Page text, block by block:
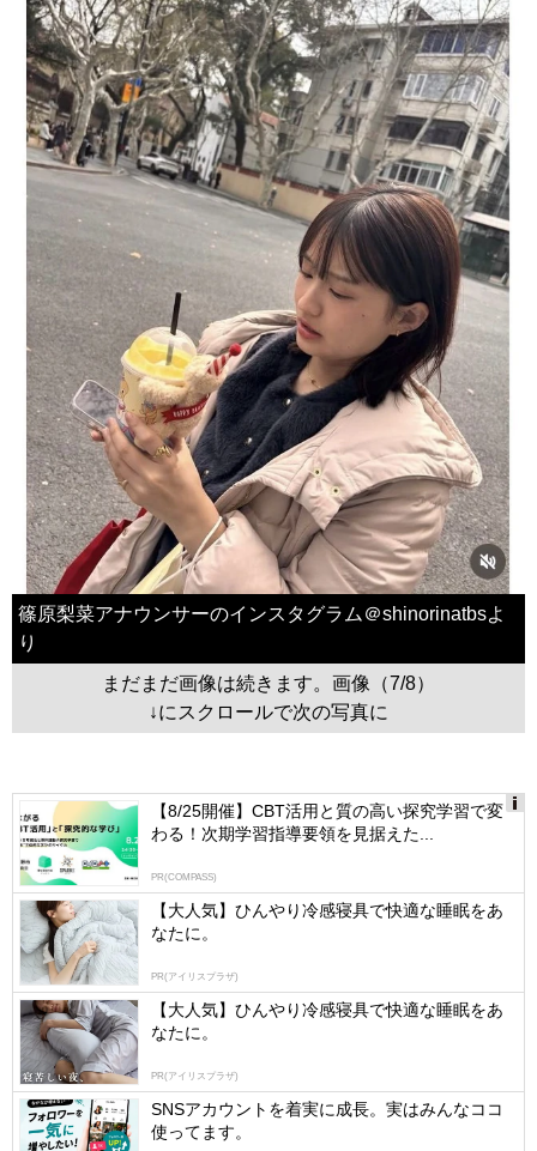
篠原梨菜アナウンサーのインスタグラム＠shinorinatbsよ
り
まだまだ画像は続きます。画像（7/8）
↓にスクロールで次の写真に
logly
【8/25開催】CBT活用と質の高い探究学習で変
わる！次期学習指導要領を見据えた...
PR(COMPASS)
【大人気】ひんやり冷感寝具で快適な睡眠をあ
なたに。
PR(アイリスプラザ)
【大人気】ひんやり冷感寝具で快適な睡眠をあ
なたに。
PR(アイリスプラザ)
SNSアカウントを着実に成長。実はみんなココ
使ってます。